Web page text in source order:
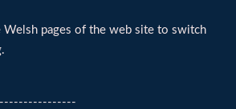
Welsh pages of the web site to switch